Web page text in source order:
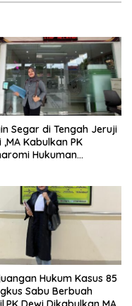
Segar di Tengah Jeruji
,MA Kabulkan PK
Hukuman
Hukum Kasus 85
Sabu Berbuah